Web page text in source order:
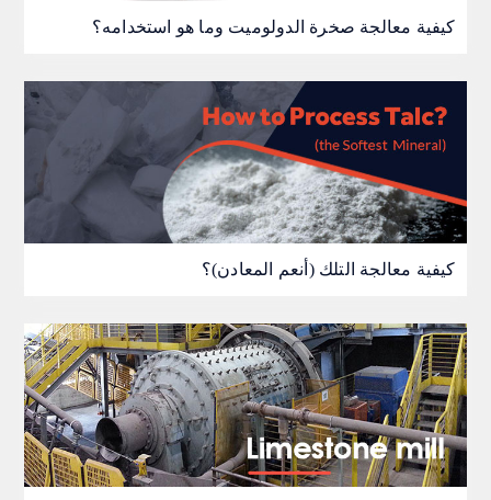
كيفية معالجة صخرة الدولوميت وما هو استخدامه؟
كيفية معالجة التلك (أنعم المعادن)؟